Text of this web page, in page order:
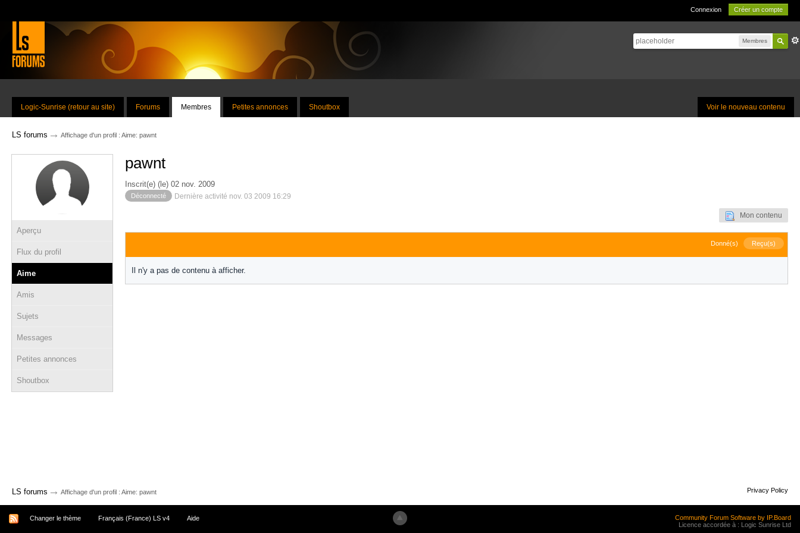
Connexion Créer un compte
Membres
Voir le nouveau contenu
Logic-Sunrise (retour au site) Forums Membres Petites annonces Shoutbox
LS forums → Affichage d'un profil : Aime: pawnt
Aperçu
Flux du profil
Aime
Amis
Sujets
Messages
Petites annonces
Shoutbox
pawnt
Inscrit(e) (le) 02 nov. 2009
Déconnecté Dernière activité nov. 03 2009 16:29
Mon contenu
Donné(s) Reçu(s)
Il n'y a pas de contenu à afficher.
LS forums → Affichage d'un profil : Aime: pawnt Privacy Policy
Changer le thème Français (France) LS v4 Aide
Community Forum Software by IP.Board
Licence accordée à : Logic Sunrise Ltd